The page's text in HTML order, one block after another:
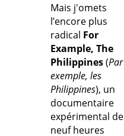
Mais j'omets
l’encore plus
radical For
Example, The
Philippines(Par
exemple, les
Philippines), un
documentaire
expérimental de
neuf heures